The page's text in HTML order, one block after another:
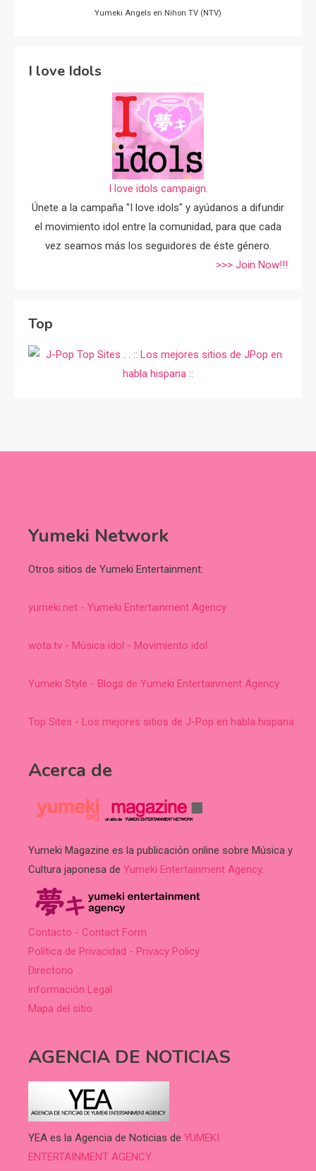
Yumeki Angels en Nihon TV (NTV)
I love Idols
I love idols campaign.
Únete a la campaña "I love idols" y ayúdanos a difundir
el movimiento idol entre la comunidad, para que cada
vez seamos más los seguidores de éste género.
>>> Join Now!!!
Top
Yumeki Network
Otros sitios de Yumeki Entertainment:
yumeki.net - Yumeki Entertainment Agency
wota.tv - Música idol - Movimiento idol
Yumeki Style - Blogs de Yumeki Entertainment Agency
Top Sites - Los mejores sitios de J-Pop en habla hispana
Acerca de
Yumeki Magazine es la publicación online sobre Música y
Cultura japonesa de Yumeki Entertainment Agency.
Contacto - Contact Form
Política de Privacidad - Privacy Policy
Directorio
información Legal
Mapa del sitio
AGENCIA DE NOTICIAS
YEA es la Agencia de Noticias de YUMEKI
ENTERTAINMENT AGENCY.